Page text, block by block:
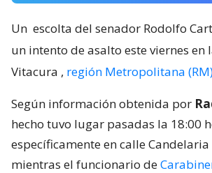
Un escolta del senador Rodolfo
un intento de asalto este viernes en
Vitacura , región Metropolitana
Según información obtenida por
hecho tuvo lugar pasadas la 18:00
específicamente en calle Candelaria
mientras el funcionario de